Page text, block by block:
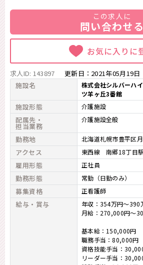
この求人に
問い合わせる
お気に入りに
求人ID: 143897 更新日： 2021年05月19日
施設名
株式会社シルバーハ
ツ羊ヶ丘3番館
施設形態 介護施設
配属先・
担当業務
介護施設全般
勤務地 北海道札幌市豊平区
アクセス 東西線 南郷18丁目駅
雇用形態 正社員
勤務形態 常勤（日勤のみ）
募集資格 正看護師
給与・賞与
年収：354万円～390
月給：270,000円～
基本給：150,000円
職務手当：80,000円
資格技能手当：
リーダー手当：